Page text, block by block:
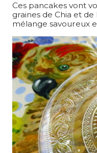
Ces pancakes vont
graines de Chia et de
mélange savoureux